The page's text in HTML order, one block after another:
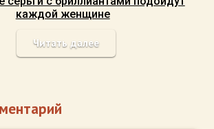
каждой женщине
Читать далее